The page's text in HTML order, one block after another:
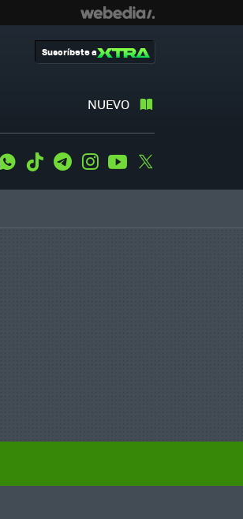
NUEVO
Suscríbete a
WhatsApp
Tiktok TelegramInstagramYoutube